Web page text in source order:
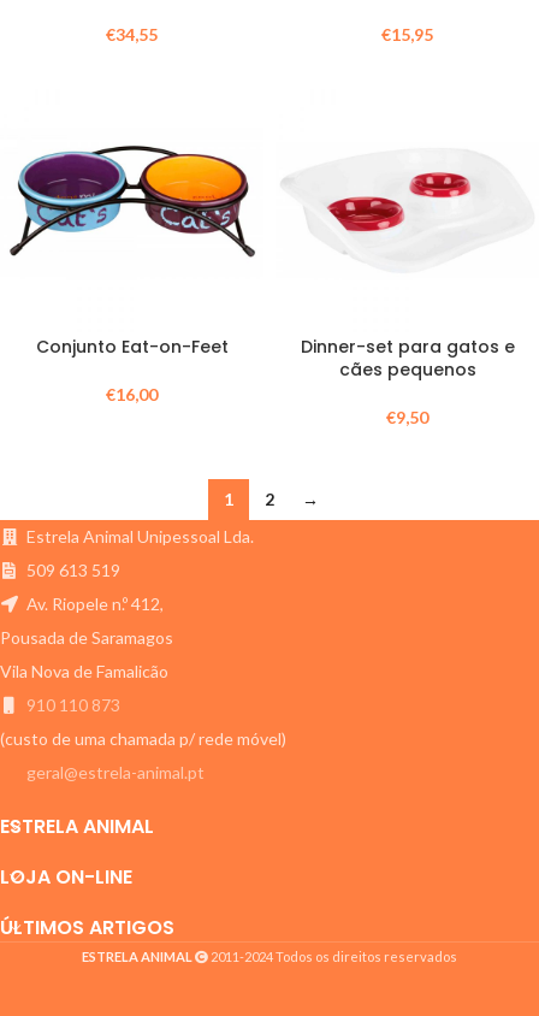
€34,55 €15,95
Conjunto Eat-on-Feet
€16,00
Dinner-set para gatos e
cães pequenos
€9,50
1 2
→
Estrela Animal Unipessoal Lda.
509 613 519
Av. Riopele n.º 412,
Pousada de Saramagos
Vila Nova de Famalicão
910 110 873
(custo de uma chamada p/ rede móvel)
geral@estrela-animal.pt
ESTRELA ANIMAL
LOJA ON-LINE
ÚLTIMOS ARTIGOS
ESTRELA ANIMAL 2011-2024 Todos os direitos reservados